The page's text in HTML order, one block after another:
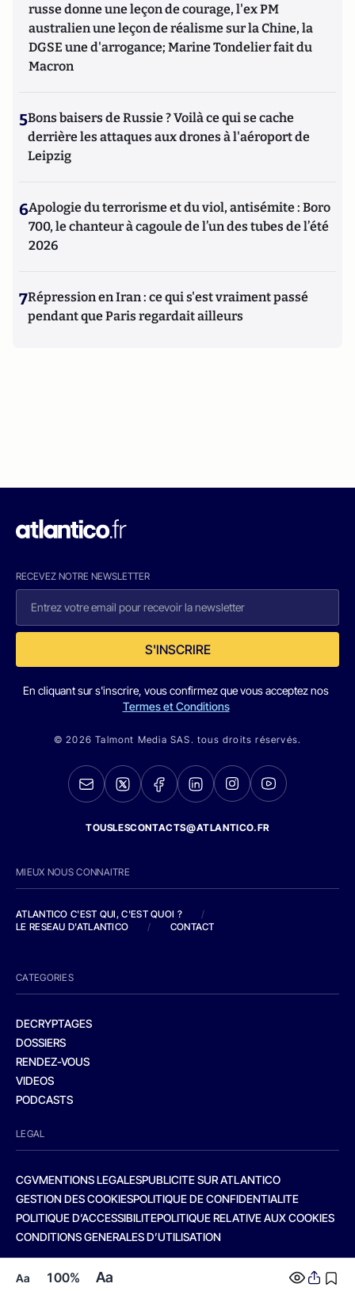
Aa 100% Aa
russe donne une leçon de courage, l'ex PM
australien une leçon de réalisme sur la Chine, la
DGSE une d'arrogance; Marine Tondelier fait du
Macron
5Bons baisers de Russie ? Voilà ce qui se cache
derrière les attaques aux drones à l'aéroport de
Leipzig
6Apologie du terrorisme et du viol, antisémite : Boro
700, le chanteur à cagoule de l’un des tubes de l’été
2026
7Répression en Iran : ce qui s'est vraiment passé
pendant que Paris regardait ailleurs
RECEVEZ NOTRE NEWSLETTER
S'INSCRIRE
En cliquant sur s'inscrire, vous confirmez que vous acceptez nos
Termes et Conditions
© 2026 Talmont Media SAS. tous droits réservés.
TOUSLESCONTACTS@ATLANTICO.FR
MIEUX NOUS CONNAITRE
ATLANTICO C'EST QUI, C'EST QUOI ?
/
LE RESEAU D'ATLANTICO
/ CONTACT
CATEGORIES
DECRYPTAGES
DOSSIERS
RENDEZ-VOUS
VIDEOS
PODCASTS
LEGAL
CGVMENTIONS LEGALESPUBLICITE SUR ATLANTICO
GESTION DES COOKIESPOLITIQUE DE CONFIDENTIALITE
POLITIQUE D’ACCESSIBILITEPOLITIQUE RELATIVE AUX COOKIES
CONDITIONS GENERALES D’UTILISATION